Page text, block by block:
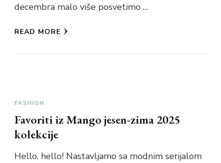
decembra malo više posvetimo …
READ MORE
FASHION
Favoriti iz Mango jesen-zima 2025
kolekcije
Hello, hello! Nastavljamo sa modnim serijalom